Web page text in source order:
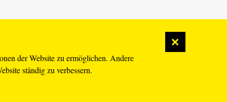
der Website zu ermöglichen. Andere
ständig zu verbessern.